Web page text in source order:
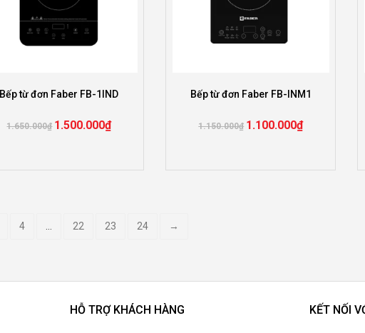
Bếp từ đơn Faber FB-1IND
1.650.000₫ 1.500.000₫
Bếp từ đơn Faber FB-INM1
1.150.000₫ 1.100.000₫
4 22 23 24 →
HỖ TRỢ KHÁCH HÀNG KẾT NỐI